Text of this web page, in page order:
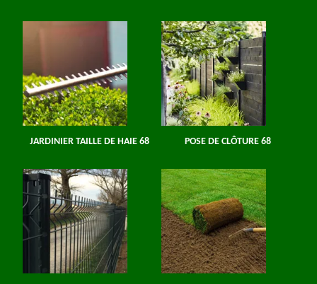
JARDINIER TAILLE DE HAIE 68 POSE DE CLÔTURE 68